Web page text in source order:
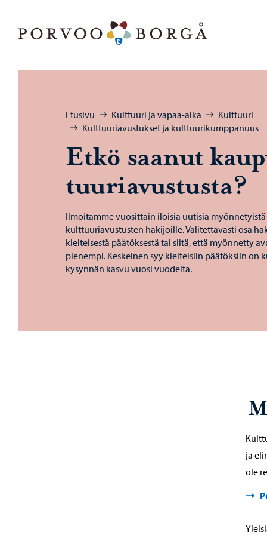
Selaa:
Etusivu Kulttuuri ja vapaa-aika
Kulttuuri
Kulttuuriavustukset ja kulttuurikumppanuus
Etkö saa­nut
tuu­ria­vus­tus­ta?
Ilmoitamme vuosittain iloisia uutisia
kulttuuriavustusten hakijoille. Valitettavasti osa
kielteisestä päätöksestä tai siitä, että myönnetty
pienempi. Keskeinen syy kielteisiin päätöksiin on
kysynnän kasvu vuosi vuodelta.
ja
ole